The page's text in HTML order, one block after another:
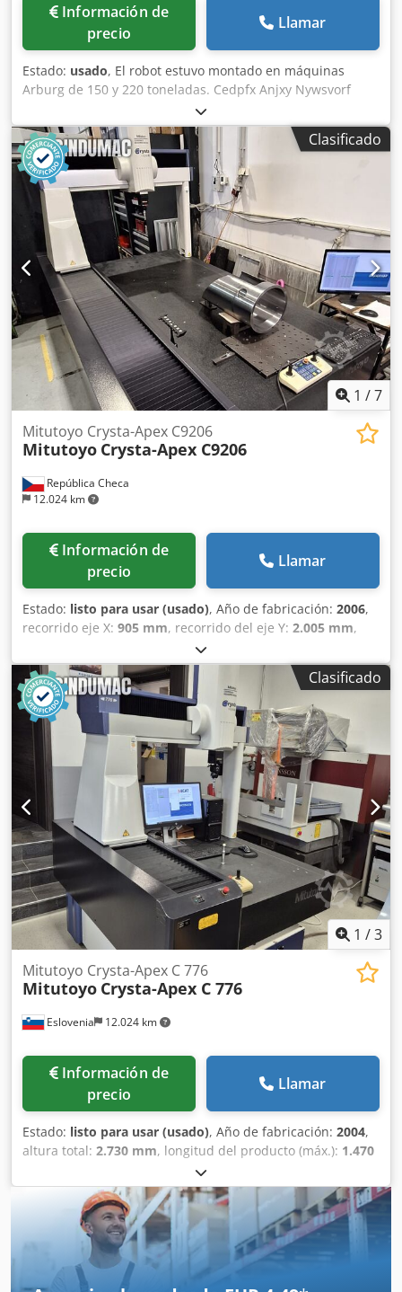
Información de
precio
Llamar
Estado: usado, El robot estuvo montado en máquinas
Arburg de 150 y 220 toneladas. Cedpfx Anjxy Nywsvorf
Clasificado
1 /7
República Checa
12.024 km
Mitutoyo Crysta-Apex C9206
Mitutoyo Crysta-Apex C9206
Información de
precio
Llamar
Estado: listo para usar (usado), Año de fabricación: 2006,
recorrido eje X: 905 mm, recorrido del eje Y: 2.005 mm,
, peso total:
de ejes:5, Esta Mitutoyo Crysta-Apex C9206 de 5 ejes se
fabricó en 2006. Cuenta con un impresionante recorrido
del eje X de 905 mm, recorrido del eje Y de 2005 mm y
recorrido del eje Z de 605 mm. La máquina incluye una
mesa de medición de 1080 x 2720 mm, lo que proporciona
un amplio espacio para diversas aplicaciones. Si está
buscando obtener capacidades de medición de alta
calidad, considere la máquina MMC Mitutoyo Crysta-Apex
C9206 que tenemos a la venta. Póngase en contacto con
nosotros para más detalles. • Mesa de medición: 1080 x
2720 mm Crsdpfx Aney Andpjvsf
Clasificado
1 /3
Eslovenia 12.024 km
Mitutoyo Crysta-Apex C 776
Mitutoyo Crysta-Apex C 776
Información de
precio
Llamar
Estado: listo para usar (usado), Año de fabricación: 2004,
altura total: 2.730 mm, longitud del producto (máx.): 1.470
, Máquina MMC fabricada en 2004. Esta Mitutoyo
Crysta-Apex C 776 cuenta con un rango de medición de
700 mm en los ejes X e Y, y 600 mm en Z. Incluye
componentes avanzados como un cabezal de sonda
Renishaw motorizado y compensación automática de
temperatura. Si busca obtener capacidades de medición
de alta calidad, considere la máquina Mitutoyo Crysta-